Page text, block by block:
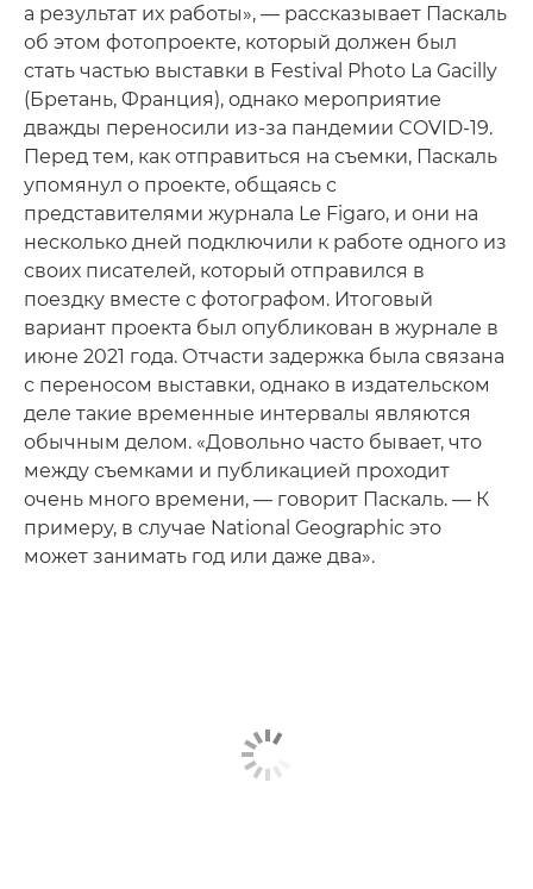
а результат их работы», — рассказывает Паскаль
об этом фотопроекте, который должен был
стать частью выставки в Festival Photo La Gacilly
(Бретань, Франция), однако мероприятие
дважды переносили из-за пандемии COVID-19.
Перед тем, как отправиться на съемки, Паскаль
упомянул о проекте, общаясь с
представителями журнала Le Figaro, и они на
несколько дней подключили к работе одного из
своих писателей, который отправился в
поездку вместе с фотографом. Итоговый
вариант проекта был опубликован в журнале в
июне 2021 года. Отчасти задержка была связана
с переносом выставки, однако в издательском
деле такие временные интервалы являются
обычным делом. «Довольно часто бывает, что
между съемками и публикацией проходит
очень много времени, — говорит Паскаль. — К
примеру, в случае National Geographic это
может занимать год или даже два».